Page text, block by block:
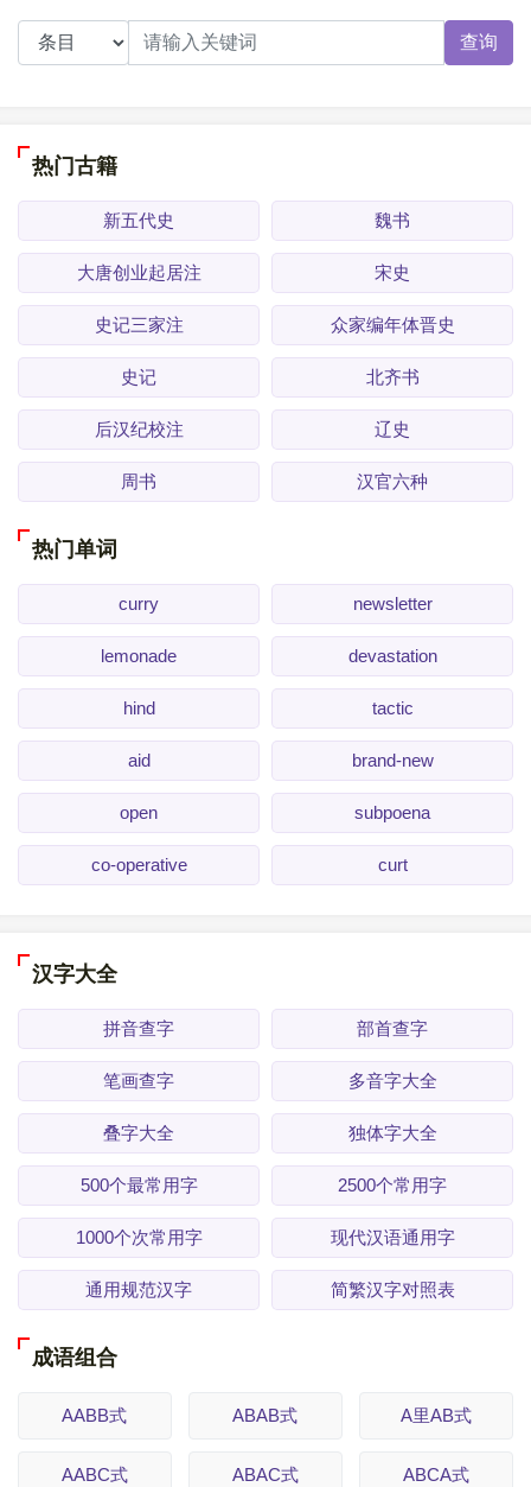
查询
热门古籍
新五代史 魏书
大唐创业起居注 宋史
史记三家注 众家编年体晋史
史记 北齐书
后汉纪校注 辽史
周书 汉官六种
热门单词
curry newsletter
lemonade devastation
hind tactic
aid brand-new
open subpoena
co-operative curt
汉字大全
拼音查字 部首查字
笔画查字 多音字大全
叠字大全 独体字大全
500个最常用字 2500个常用字
1000个次常用字 现代汉语通用字
通用规范汉字 简繁汉字对照表
成语组合
AABB式 ABAB式 A里AB式
AABC式 ABAC式 ABCA式